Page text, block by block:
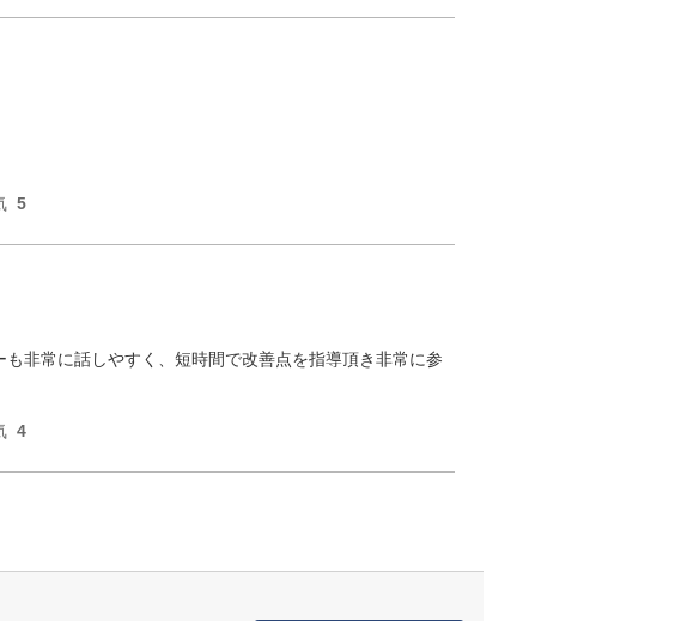
5
非常に話しやすく、短時間で改善点を指導頂き非常に参
4